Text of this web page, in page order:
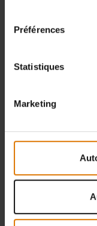
Préférences
Statistiques
Marketing
310
Spirit Classic
E 310 / S
S 320